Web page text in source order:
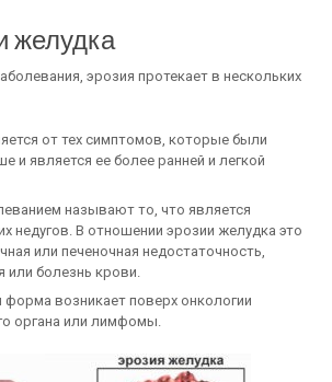
желудка
эрозия протекает в нескольких
от тех симптомов, которые были
и является ее более ранней и легкой
называют то, что является
недугов. В отношении эрозии желудка это
или печеночная недостаточность,
или болезнь крови.
форма возникает поверх онкологии
органа или лимфомы.